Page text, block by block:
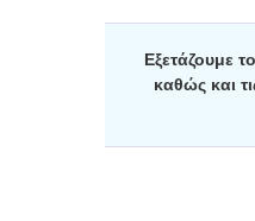
Εξετάζουμε
καθώς και